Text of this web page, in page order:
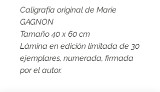
Caligrafía original de Marie
GAGNON
Tamaño 40 x 60 cm
Lámina en edición limitada de 30
ejemplares, numerada, firmada
por el autor.